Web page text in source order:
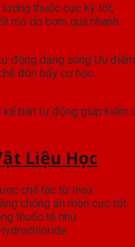
thuốc cực kỳ tốt,
mô do bơm quá nhanh.
động dạng súng Ưu
đòn bẩy cơ học.
bán tự động giúp kiểm
Liệu Học
chế tác từ Inox
chống ăn mòn cực tốt
thuốc tê như